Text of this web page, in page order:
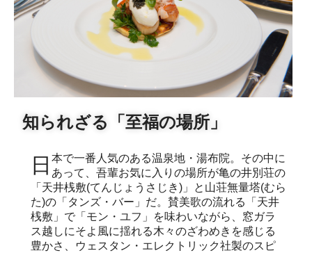
知られざる「至福の場所」
日本で一番人気のある温泉地・湯布院。その中に あって、吾輩お気に入りの場所が亀の井別荘の
「天井桟敷(てんじょうさじき)」と山荘無量塔(むら
た)の「タンズ・バー」だ。賛美歌の流れる「天井
桟敷」で「モン・ユフ」を味わいながら、窓ガラ
ス越しにそよ風に揺れる木々のざわめきを感じる
豊かさ、ウェスタン・エレクトリック社製のスピ